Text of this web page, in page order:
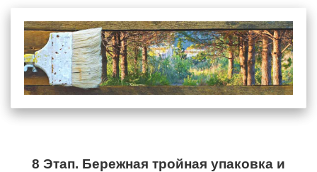
8 Этап. Бережная тройная упаковка и